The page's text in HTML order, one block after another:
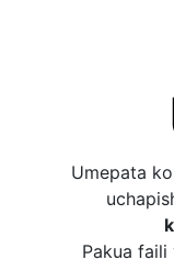
Umepata
Pakua